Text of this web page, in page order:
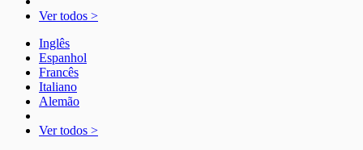
Ver todos >
Inglês
Espanhol
Francês
Italiano
Alemão
Ver todos >